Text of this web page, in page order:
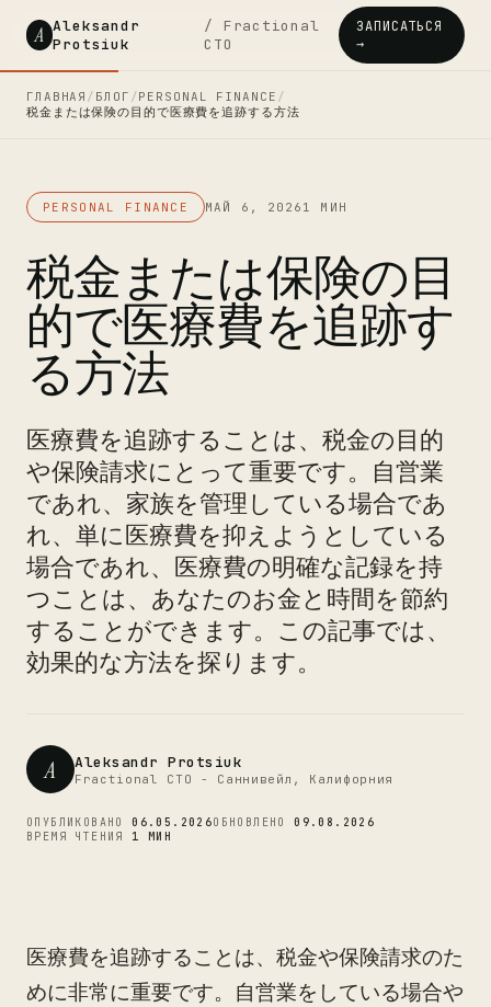
A Aleksandr
Protsiuk
/ Fractional
CTO
ЗАПИСАТЬСЯ
→
ГЛАВНАЯ / БЛОГ /PERSONAL FINANCE /
税金または保険の目的で医療費を追跡する方法
PERSONAL FINANCE МАЙ 6, 2026 1 МИН
税金または保険の目
的で医療費を追跡す
る方法
医療費を追跡することは、税金の目的
や保険請求にとって重要です。自営業
であれ、家族を管理している場合であ
れ、単に医療費を抑えようとしている
場合であれ、医療費の明確な記録を持
つことは、あなたのお金と時間を節約
することができます。この記事では、
効果的な方法を探ります。
A Aleksandr Protsiuk
Fractional CTO - Саннивейл, Калифорния
ОПУБЛИКОВАНО06.05.2026ОБНОВЛЕНО09.08.2026
ВРЕМЯ ЧТЕНИЯ 1 МИН
医療費を追跡することは、税金や保険請求のた
めに非常に重要です。自営業をしている場合や